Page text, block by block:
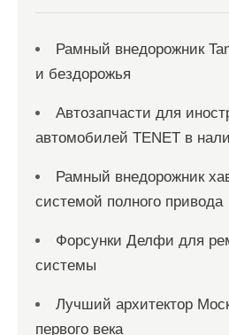
Рамный внедорожник
и бездорожья
Автозапчасти для
автомобилей TENET в
Рамный внедорожник
системой полного привода
Форсунки Делфи для
системы
Лучший архитектор
первого века